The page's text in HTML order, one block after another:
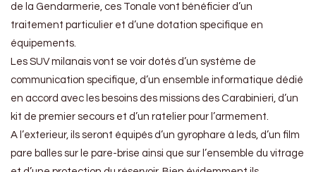
de la Gendarmerie, ces Tonale vont bénéficier d’un
traitement particulier et d’une dotation specifique en
équipements.
Les SUV milanais vont se voir dotés d’un système de
communication specifique, d’un ensemble informatique dédié
en accord avec les besoins des missions des Carabinieri, d’un
kit de premier secours et d’un ratelier pour l’armement.
A l’exterieur, ils seront équipés d’un gyrophare à leds, d’un film
pare balles sur le pare-brise ainsi que sur l’ensemble du vitrage